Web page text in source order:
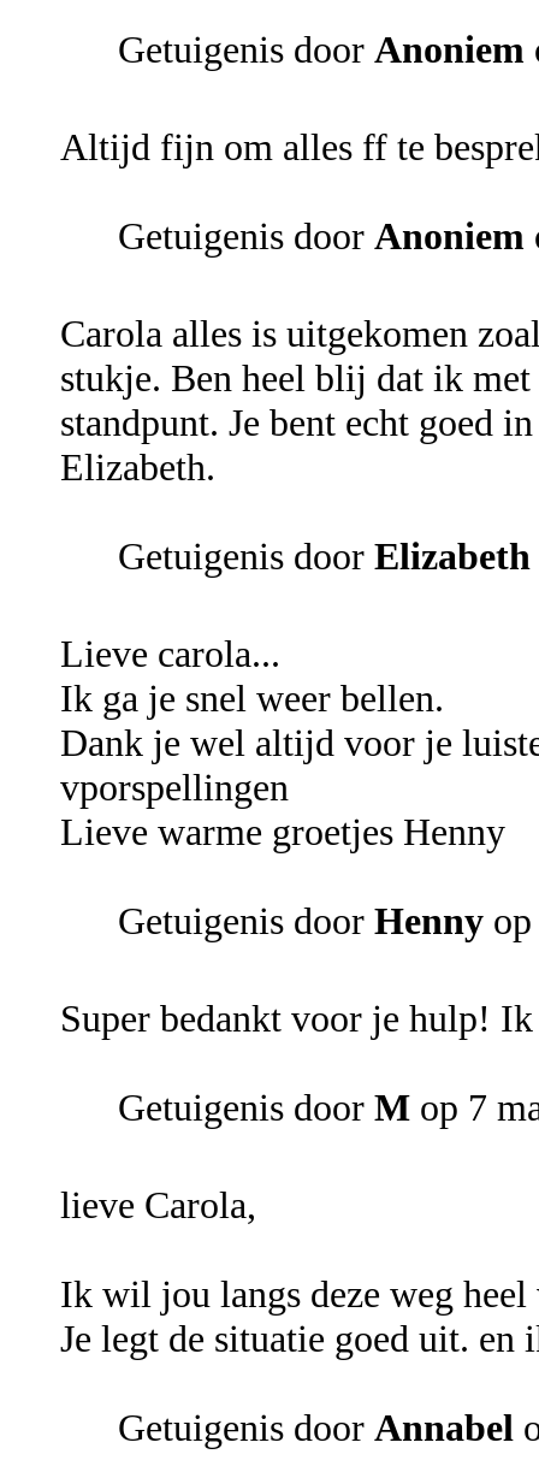
Getuigenis door Anoniem
Altijd fijn om alles ff te
Getuigenis door Anoniem
Carola alles is uitgekomen
stukje. Ben heel blij dat ik
standpunt. Je bent echt goed
Elizabeth.
Getuigenis door Elizabeth
Lieve carola...
Ik ga je snel weer bellen.
Dank je wel altijd voor je
vporspellingen
Lieve warme groetjes Henny
Getuigenis door Henny
Super bedankt voor je hulp!
Getuigenis door M op 7
lieve Carola,
Ik wil jou langs deze weg heel
Je legt de situatie goed uit. en
Getuigenis door Annabel